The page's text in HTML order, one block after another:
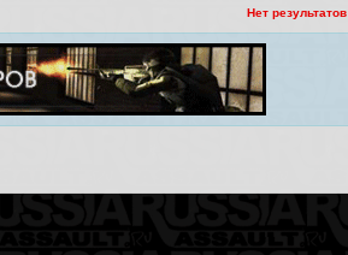
Нет результатов